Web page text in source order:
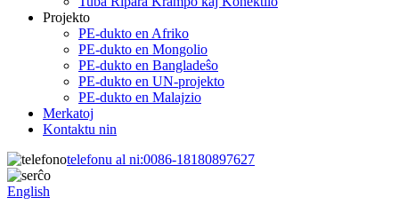
Projekto
PE-dukto en Afriko
PE-dukto en Mongolio
PE-dukto en Bangladeŝo
PE-dukto en UN-projekto
PE-dukto en Malajzio
Merkatoj
Kontaktu nin
telefonu al ni:0086-18180897627
English